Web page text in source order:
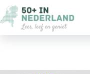
naar
de
inhoud